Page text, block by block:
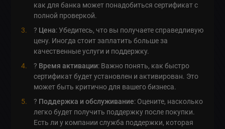
как для банка может понадобиться сертификат с
полной проверкой.
? Цена: Убедитесь, что вы получаете справедливую
цену. Иногда стоит заплатить больше за
качественные услуги и поддержку.
? Время активации: Важно понять, как быстро
сертификат будет установлен и активирован. Это
может быть критично для вашего бизнеса.
? Поддержка и обслуживание: Оцените, насколько
легко будет получить поддержку после покупки.
Есть ли у компании служба поддержки, которая